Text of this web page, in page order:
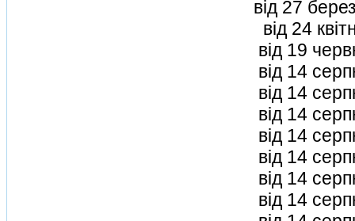
вiд 27
вiд 24
вiд 19
вiд 14
вiд 14
вiд 14
вiд 14
вiд 14
вiд 14
вiд 14